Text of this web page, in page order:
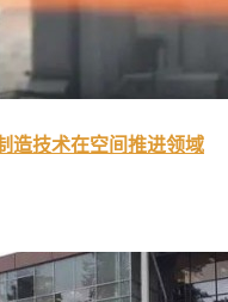
造技术在空间推进领域